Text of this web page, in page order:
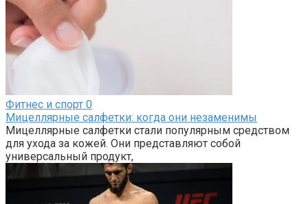
Фитнес и спорт 0
Мицеллярные салфетки: когда они незаменимы
Мицеллярные салфетки стали популярным средством
для ухода за кожей. Они представляют собой
универсальный продукт,